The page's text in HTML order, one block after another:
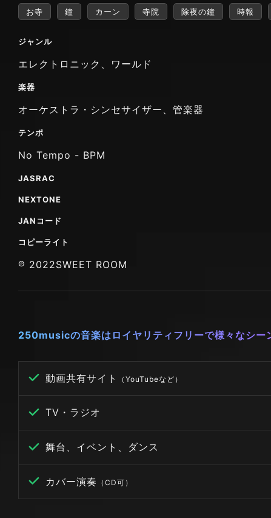
お寺 鐘 カーン 寺院 除夜の鐘 時報
ジャンル
エレクトロニック、ワールド
楽器
オーケストラ・シンセサイザー、管楽器
テンポ
No Tempo - BPM
JASRAC
NEXTONE
JANコード
コピーライト
℗ 2022SWEET ROOM
250musicの音楽はロイヤリティフリーで様々なシー
動画共有サイト （YouTubeなど）
TV・ラジオ
舞台、イベント、ダンス
カバー演奏 （CD可）